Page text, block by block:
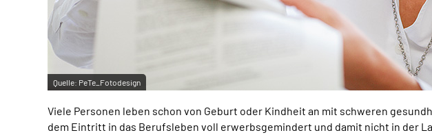
Quelle: PeTe_Fotodesign
Viele Personen leben schon von Geburt oder Kindheit an mit schweren
dem Eintritt in das Berufsleben voll erwerbsgemindert und damit nicht in der